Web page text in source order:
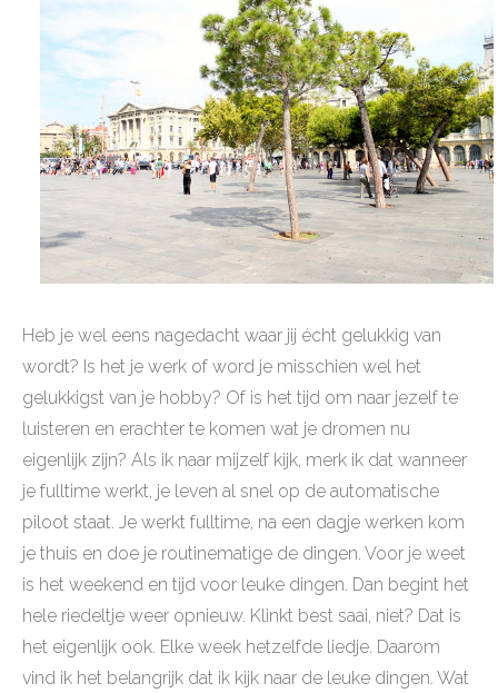
Heb je wel eens nagedacht waar jij écht gelukkig van
wordt? Is het je werk of word je misschien wel het
gelukkigst van je hobby? Of is het tijd om naar jezelf te
luisteren en erachter te komen wat je dromen nu
eigenlijk zijn? Als ik naar mijzelf kijk, merk ik dat wanneer
je fulltime werkt, je leven al snel op de automatische
piloot staat. Je werkt fulltime, na een dagje werken kom
je thuis en doe je routinematige de dingen. Voor je weet
is het weekend en tijd voor leuke dingen. Dan begint het
hele riedeltje weer opnieuw. Klinkt best saai, niet? Dat is
het eigenlijk ook. Elke week hetzelfde liedje. Daarom
vind ik het belangrijk dat ik kijk naar de leuke dingen. Wat